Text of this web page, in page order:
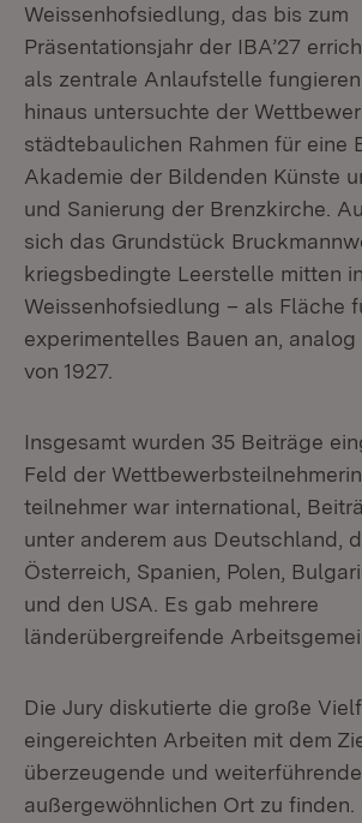
Weissenhofsiedlung, das bis zum
Präsentationsjahr der IBA’27
als zentrale Anlaufstelle
hinaus untersuchte der
städtebaulichen Rahmen für eine
Akademie der Bildenden Künste
und Sanierung der Brenzkirche.
sich das Grundstück
kriegsbedingte Leerstelle mitten
Weissenhofsiedlung – als Fläche
experimentelles Bauen an,
von 1927.
Insgesamt wurden 35 Beiträge
Feld der
teilnehmer war international,
unter anderem aus Deutschland,
Österreich, Spanien, Polen,
und den USA. Es gab mehrere
länderübergreifende
Die Jury diskutierte die große
eingereichten Arbeiten mit dem
überzeugende und
außergewöhnlichen Ort zu finden.